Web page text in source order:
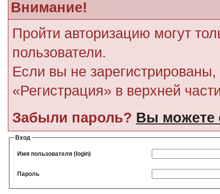
Внимание!
Пройти авторизацию могут
пользователи.
Если вы не
«Регистрация» в верхней
Забыли пароль? Вы можете
Вход
Имя пользователя (login)
Пароль